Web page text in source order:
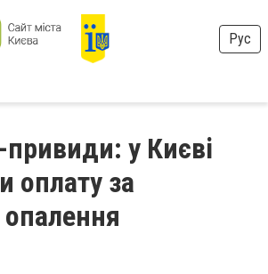
Рус
у Києві
оплату за